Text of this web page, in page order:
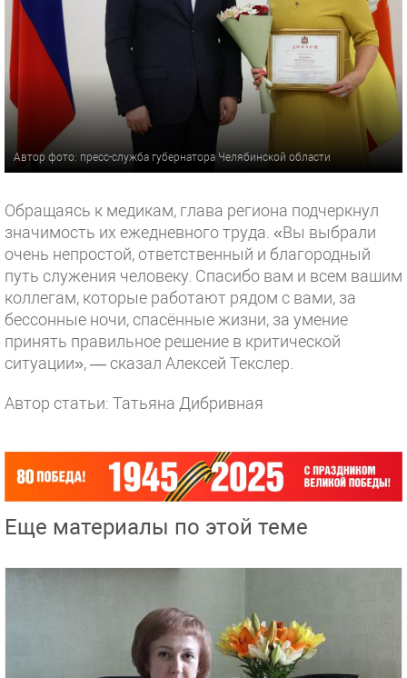
Автор фото: пресс-служба губернатора Челябинской области
Обращаясь к медикам, глава региона подчеркнул
значимость их ежедневного труда. «Вы выбрали
очень непростой, ответственный и благородный
путь служения человеку. Спасибо вам и всем вашим
коллегам, которые работают рядом с вами, за
бессонные ночи, спасённые жизни, за умение
принять правильное решение в критической
ситуации», — сказал Алексей Текслер.
Автор статьи: Татьяна Дибривная
Еще материалы по этой теме